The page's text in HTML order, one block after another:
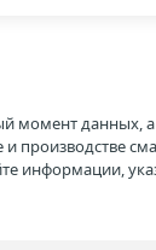
момент данных,
производстве
информации,